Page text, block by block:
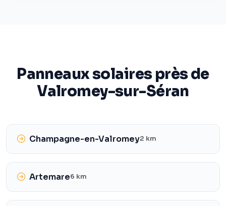
Panneaux solaires près de
Valromey-sur-Séran
Champagne-en-Valromey2 km
Artemare6 km